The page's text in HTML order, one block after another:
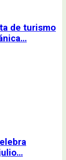
de turismo